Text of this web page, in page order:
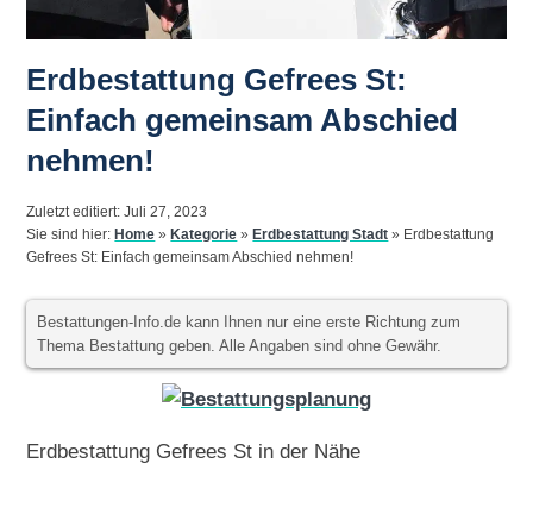
Erdbestattung Gefrees St:
Einfach gemeinsam Abschied
nehmen!
Zuletzt editiert: Juli 27, 2023
Sie sind hier: Home » Kategorie » Erdbestattung Stadt » Erdbestattung
Gefrees St: Einfach gemeinsam Abschied nehmen!
Bestattungen-Info.de kann Ihnen nur eine erste Richtung zum
Thema Bestattung geben. Alle Angaben sind ohne Gewähr.
Erdbestattung Gefrees St in der Nähe